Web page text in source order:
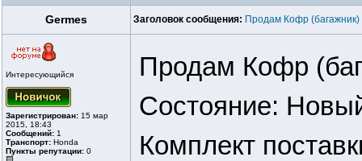
Germes Заголовок сообщения: Продам Кофр (багажник)
Интересующийся
Зарегистрирован: 15 мар
2015, 18:43
Сообщений: 1
Транспорт: Honda
Пункты репутации: 0
Продам Кофр
Состояние:
Комплект